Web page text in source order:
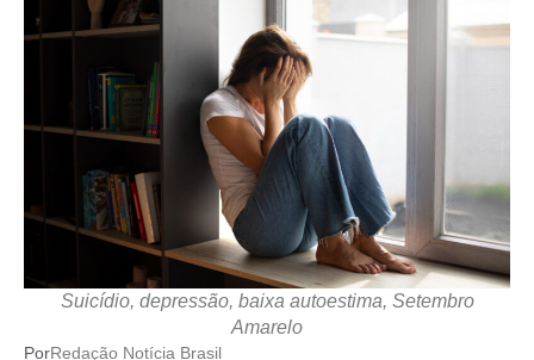
Suicídio, depressão, baixa autoestima, Setembro
Amarelo
PorRedação Notícia Brasil